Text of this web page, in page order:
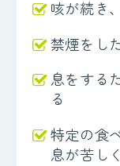
咳が続き
禁煙をし
息をする
る
特定の食
息が苦し